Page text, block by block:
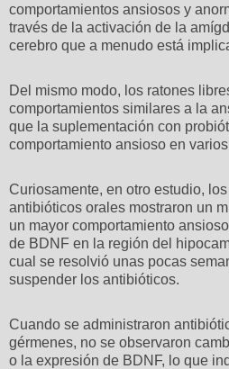
comportamientos ansiosos y
través de la activación de la
cerebro que a menudo está
Del mismo modo, los ratones
comportamientos similares a la
que la suplementación con
comportamiento ansioso en
Curiosamente, en otro estudio,
antibióticos orales mostraron un
un mayor comportamiento
de BDNF en la región del
cual se resolvió unas pocas
suspender los antibióticos.
Cuando se administraron
gérmenes, no se observaron
o la expresión de BDNF, lo que